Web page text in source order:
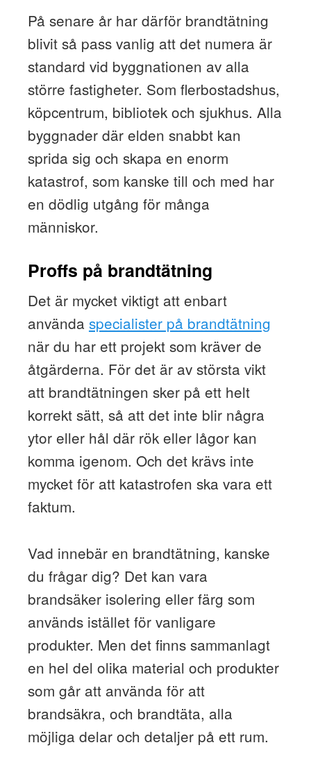
På senare år har därför brandtätning
blivit så pass vanlig att det numera är
standard vid byggnationen av alla
större fastigheter. Som flerbostadshus,
köpcentrum, bibliotek och sjukhus. Alla
byggnader där elden snabbt kan
sprida sig och skapa en enorm
katastrof, som kanske till och med har
en dödlig utgång för många
människor.
Proffs på brandtätning
Det är mycket viktigt att enbart
använda specialister på brandtätning
när du har ett projekt som kräver de
åtgärderna. För det är av största vikt
att brandtätningen sker på ett helt
korrekt sätt, så att det inte blir några
ytor eller hål där rök eller lågor kan
komma igenom. Och det krävs inte
mycket för att katastrofen ska vara ett
faktum.
Vad innebär en brandtätning, kanske
du frågar dig? Det kan vara
brandsäker isolering eller färg som
används istället för vanligare
produkter. Men det finns sammanlagt
en hel del olika material och produkter
som går att använda för att
brandsäkra, och brandtäta, alla
möjliga delar och detaljer på ett rum.